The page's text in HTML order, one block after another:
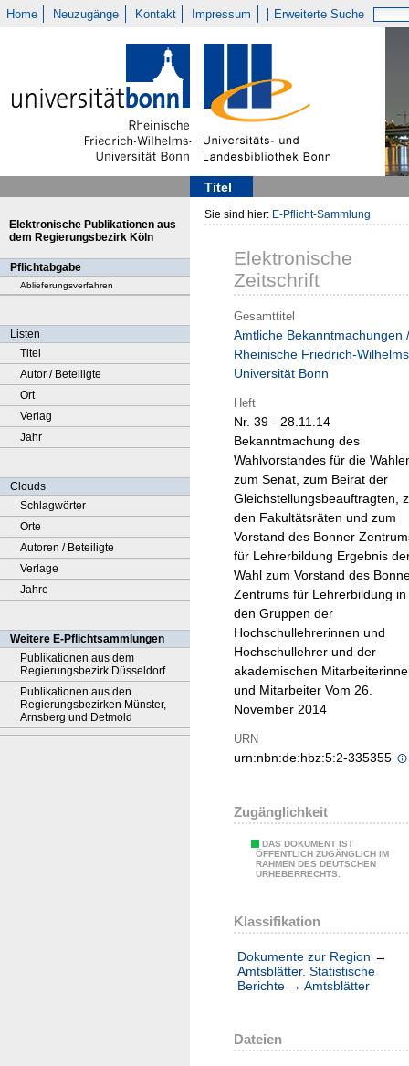
Home Neuzugänge Kontakt Impressum Erweiterte Suche
Titel
Elektronische Publikationen aus
dem Regierungsbezirk Köln
Pflichtabgabe
Ablieferungsverfahren
Listen
Titel
Autor / Beteiligte
Ort
Verlag
Jahr
Clouds
Schlagwörter
Orte
Autoren / Beteiligte
Verlage
Jahre
Weitere E-Pflichtsammlungen
Publikationen aus dem
Regierungsbezirk Düsseldorf
Publikationen aus den
Regierungsbezirken Münster,
Arnsberg und Detmold
Sie sind hier: E-Pflicht-Sammlung
Elektronische
Zeitschrift
Gesamttitel
Amtliche Bekanntmachungen /
Rheinische Friedrich-
Universität Bonn
Heft
Nr. 39 - 28.11.14
Bekanntmachung des
Wahlvorstandes für die
zum Senat, zum Beirat der
Gleichstellungsbeauftragten,
den Fakultätsräten und zum
Vorstand des Bonner
für Lehrerbildung Ergebnis
Wahl zum Vorstand des
Zentrums für Lehrerbildung in
den Gruppen der
Hochschullehrerinnen und
Hochschullehrer und der
akademischen
und Mitarbeiter Vom 26.
November 2014
URN
urn:nbn:de:hbz:5:2-335355
Zugänglichkeit
DAS DOKUMENT IST
ÖFFENTLICH ZUGÄNGLICH IM
RAHMEN DES DEUTSCHEN
URHEBERRECHTS.
Klassifikation
Dokumente zur Region →
Amtsblätter. Statistische
Berichte → Amtsblätter
Dateien